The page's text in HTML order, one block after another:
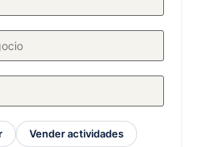
Vender actividades